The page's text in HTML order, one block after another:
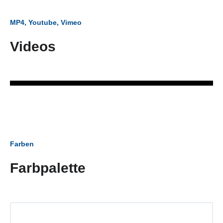
MP4, Youtube, Vimeo
Videos
Farben
Farbpalette